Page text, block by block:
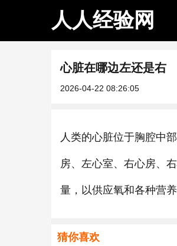
人人经验网
心脏在哪边左还是右
2026-04-22 08:26:05
人类的心脏位于胸腔中
房、左心室、右心房、
量，以供应氧和各种营
猜你喜欢